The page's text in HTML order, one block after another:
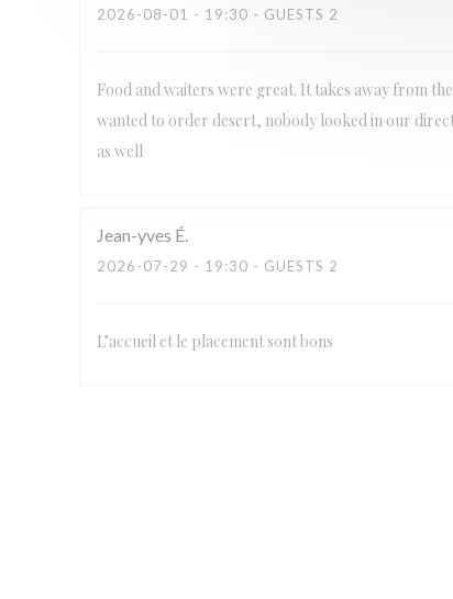
2026-08-01 - 19:30 - GUESTS 2
Food and waiters were great. It takes away from
wanted to order desert, nobody looked in our
as well
Jean-yves É
2026-07-29 - 19:30 - GUESTS 2
L’accueil et le placement sont bons